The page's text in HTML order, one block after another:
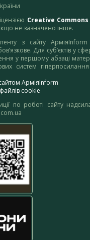
Creative
не зазначено інше.
з сайту
Для суб’єктів у
у першому абзаці
систем
АрміяInform
cookie
по роботі сайту